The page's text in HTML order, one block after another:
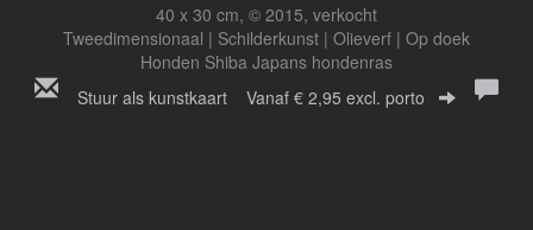
40 x 30 cm, © 2015, verkocht
Tweedimensionaal | Schilderkunst | Olieverf | Op doek
Honden Shiba Japans hondenras
Stuur als kunstkaart Vanaf € 2,95 excl. porto